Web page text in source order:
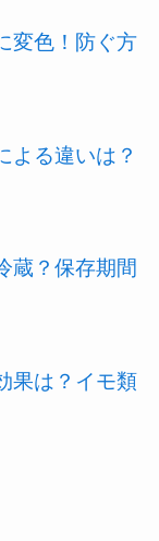
変色！防ぐ方
よる違いは？
蔵？保存期間
果は？イモ類